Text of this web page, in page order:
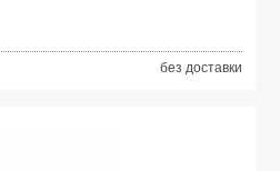
без доставки